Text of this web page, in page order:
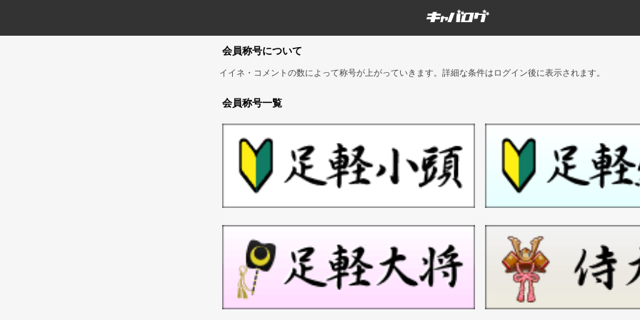
会員称号について
イイネ・コメントの数によって称号が上がっていきます。詳細な条件はログイン後に表示されます。
会員称号一覧